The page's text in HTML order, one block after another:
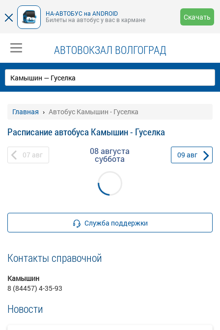
НА-АВТОБУС на ANDROID
Билеты на автобус у вас в кармане
Скачать
АВТОВОКЗАЛ ВОЛГОГРАД
Главная Автобус Камышин - Гуселка
Расписание автобуса Камышин - Гуселка
07 авг 08 августа
суббота 09 авг
Служба поддержки
Контакты справочной
Камышин
8 (84457) 4-35-93
Новости